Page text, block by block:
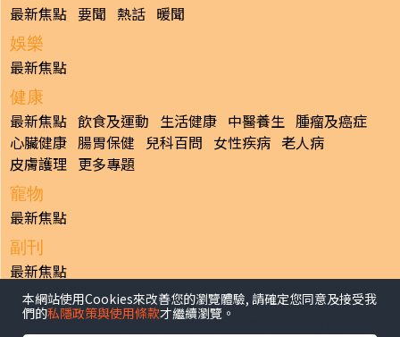
最新焦點 要聞 熱話 暖聞
娛樂
最新焦點
健康
最新焦點 飲食及運動 生活健康 中醫養生 腫瘤及癌症
心臟健康 腸胃保健 兒科百問 女性疾病 老人病
皮膚護理 更多專題
寵物
最新焦點
副刊
最新焦點
日報
揭頁版 港聞 財經/地產 中國/國際
本網站使用Cookies來改善您的瀏覽體驗, 請確定您同意及接受我
們的私隱政策與使用條款才繼續瀏覽。